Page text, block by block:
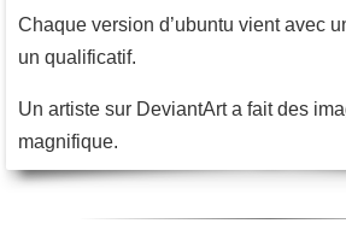
Chaque version d’ubuntu vient avec
un qualificatif.
Un artiste sur DeviantArt a fait des
magnifique.